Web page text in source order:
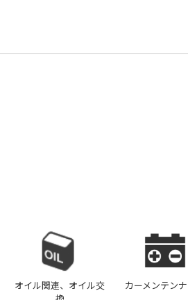
オイル関連、オイル交
カーメンテン